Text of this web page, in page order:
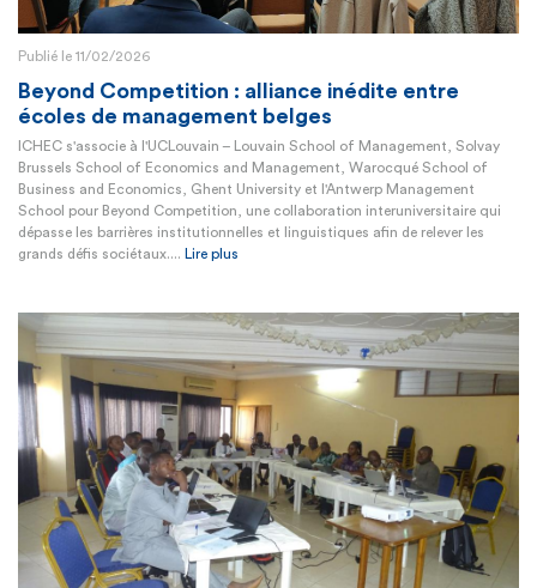
Publié le 11/02/2026
Beyond Competition : alliance inédite entre
écoles de management belges
ICHEC s'associe à l'UCLouvain – Louvain School of Management, Solvay
Brussels School of Economics and Management, Warocqué School of
Business and Economics, Ghent University et l'Antwerp Management
School pour Beyond Competition, une collaboration interuniversitaire qui
dépasse les barrières institutionnelles et linguistiques afin de relever les
grands défis sociétaux.... Lire plus